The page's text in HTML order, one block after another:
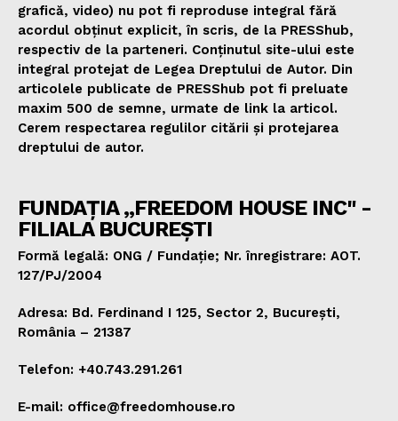
grafică, video) nu pot fi reproduse integral fără
acordul obținut explicit, în scris, de la PRESShub,
respectiv de la parteneri. Conținutul site-ului este
integral protejat de Legea Dreptului de Autor. Din
articolele publicate de PRESShub pot fi preluate
maxim 500 de semne, urmate de link la articol.
Cerem respectarea regulilor citării și protejarea
dreptului de autor.
FUNDAȚIA „FREEDOM HOUSE INC" -
FILIALA BUCUREȘTI
Formă legală: ONG / Fundație; Nr. înregistrare: AOT.
127/PJ/2004
Adresa: Bd. Ferdinand I 125, Sector 2, București,
România – 21387
Telefon: +40.743.291.261
E-mail: office@freedomhouse.ro